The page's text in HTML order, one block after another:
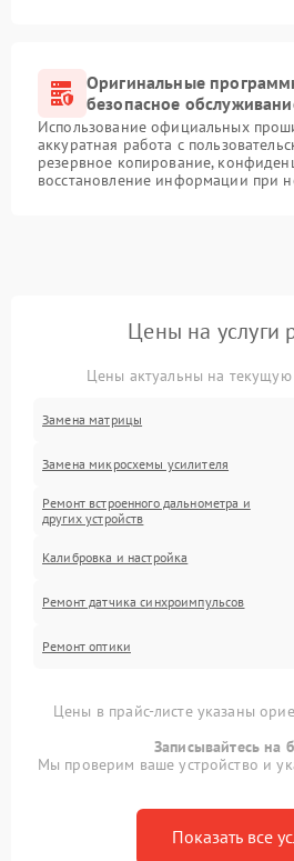
Оригинальные
безопасное
Использование официальных
аккуратная работа с
резервное копирование,
восстановление информации при
Цены на услуги
Цены актуальны на
Замена матрицы
Замена микросхемы усилителя
Ремонт встроенного дальнометра и
других устройств
Калибровка и настройка
Ремонт датчика синхроимпульсов
Ремонт оптики
Цены в прайс-листе указаны
Записывайтесь на
Мы проверим ваше устройство и
Показать все